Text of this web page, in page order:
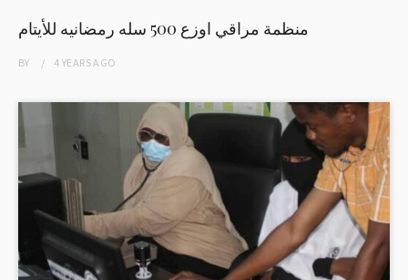
منظمة مراقي اوزع 500 سله رمضانيه للأيتام
BY 4 YEARSAGO